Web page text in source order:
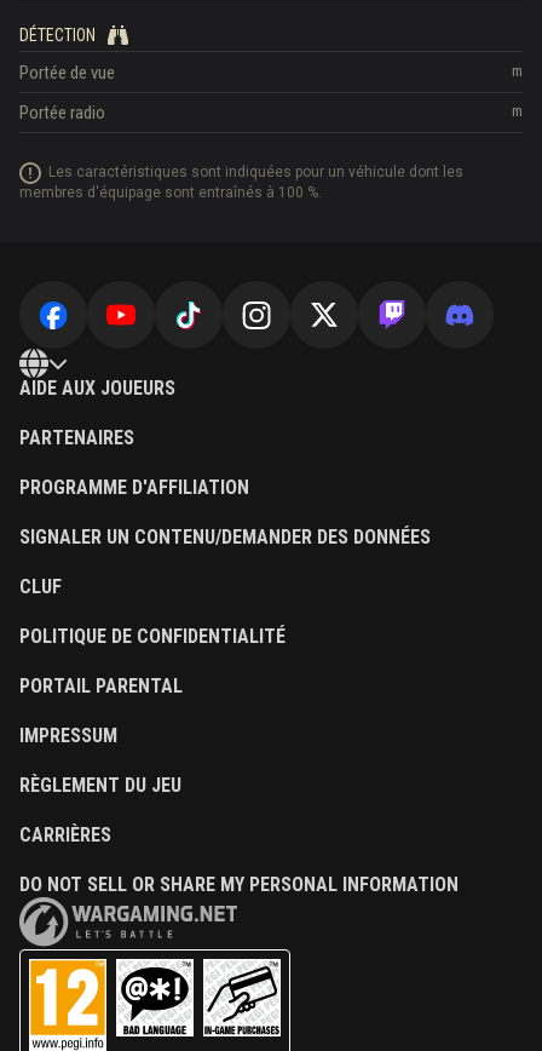
DÉTECTION
m
Portée de vue
m
Portée radio
Les caractéristiques sont indiquées pour un véhicule dont les
membres d'équipage sont entraînés à 100 %.
AIDE AUX JOUEURS
PARTENAIRES
PROGRAMME D'AFFILIATION
SIGNALER UN CONTENU/DEMANDER DES DONNÉES
CLUF
POLITIQUE DE CONFIDENTIALITÉ
PORTAIL PARENTAL
IMPRESSUM
RÈGLEMENT DU JEU
CARRIÈRES
DO NOT SELL OR SHARE MY PERSONAL INFORMATION